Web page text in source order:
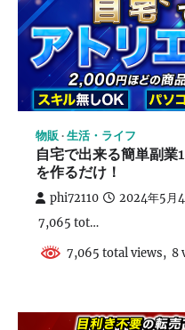
物販 生活・ライフ
自宅で出来る簡単副業
を作るだけ！
phi72110 2024年5月4
7,065 tot…
7,065 total views, 8